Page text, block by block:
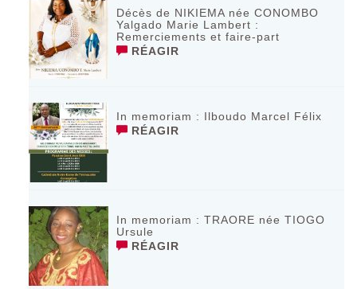
Décès de NIKIEMA née CONOMBO
Yalgado Marie Lambert :
Remerciements et faire-part
RÉAGIR
In memoriam : Ilboudo Marcel Félix
RÉAGIR
In memoriam : TRAORE née TIOGO
Ursule
RÉAGIR